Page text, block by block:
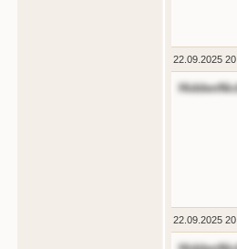
22.09.2025
22.09.2025